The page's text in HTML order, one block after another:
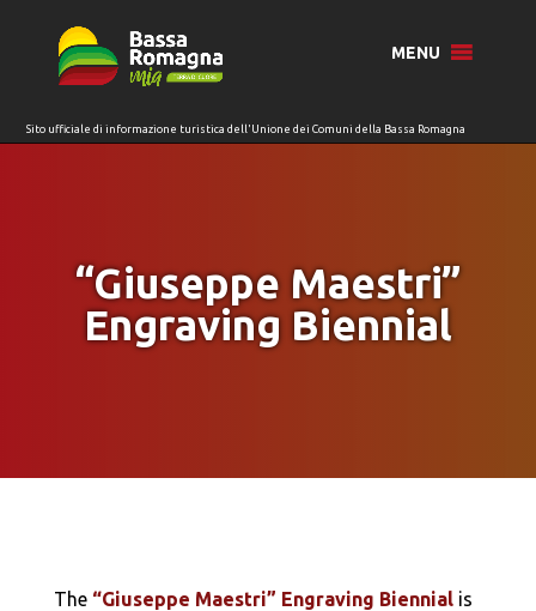
MENU
“Giuseppe Maestri”
Engraving Biennial
The “Giuseppe Maestri” Engraving Biennialis